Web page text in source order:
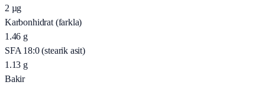
2 µg
Karbonhidrat (farkla)
1.46 g
SFA 18:0 (stearik asit)
1.13 g
Bakir